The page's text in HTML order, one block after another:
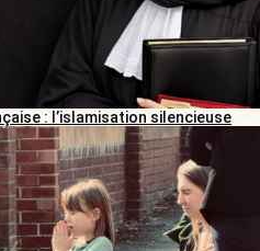
: l’islamisation silencieuse